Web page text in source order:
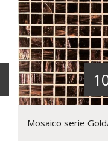
Mosaico serie